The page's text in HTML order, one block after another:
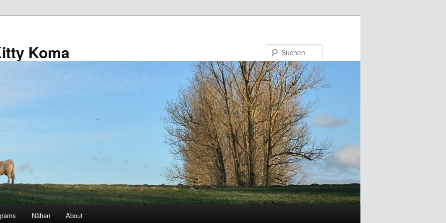
Koma
Nähen About